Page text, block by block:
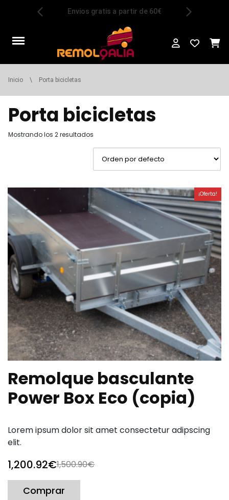
Envios gratis a partir de 60€
Inicio \ Porta bicicletas
Porta bicicletas
Mostrando los 2 resultados
¡Oferta!
Remolque basculante
Power Box Eco (copia)
Lorem ipsum dolor sit amet consectetur adipscing
elit.
1,500.90€
1,200.92€
Comprar